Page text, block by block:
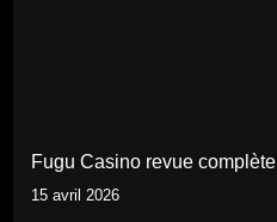
Fugu Casino revue complète
15 avril 2026